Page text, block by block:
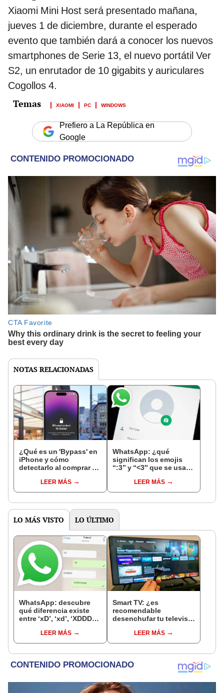
Xiaomi Mini Host será presentado mañana,
jueves 1 de diciembre, durante el esperado
evento que también dará a conocer los nuevos
smartphones de Serie 13, el nuevo portátil Ver
S2, un enrutador de 10 gigabits y auriculares
Cogollos 4.
XIAOMI PC WINDOWS
Prefiero a La República en
Google
NOTAS RELACIONADAS
¿Qué es un 'Bypass' en
iPhone y cómo
detectarlo al comprar un
LEER MÁS
WhatsApp: ¿qué
significan los emojis
“:3” y “<3″ que se usan
LEER MÁS
LO MÁS VISTO LO ÚLTIMO
WhatsApp: descubre
qué diferencia existe
entre ‘xD’, ‘xd’, ‘XDDDD’
LEER MÁS
Smart TV: ¿es
recomendable
desenchufar tu televisor
utilizando?LEER MÁS